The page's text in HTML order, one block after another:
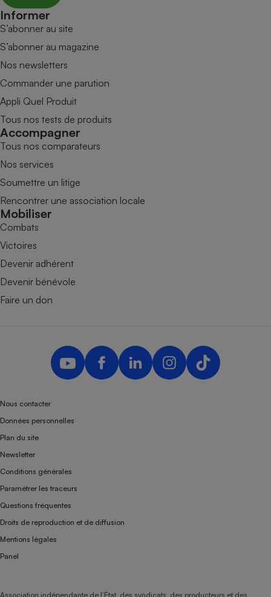
Informer
S’abonner au site
S’abonner au magazine
Nos newsletters
Commander une parution
Appli Quel Produit
Tous nos tests de produits
Accompagner
Tous nos comparateurs
Nos services
Soumettre un litige
Rencontrer une association locale
Mobiliser
Combats
Victoires
Devenir adhérent
Devenir bénévole
Faire un don
Nous contacter
Données personnelles
Plan du site
Newsletter
Conditions générales
Paramétrer les traceurs
Questions fréquentes
Droits de reproduction et de diffusion
Mentions légales
Panel
Association indépendante de l’État, des syndicats, des producteurs et des